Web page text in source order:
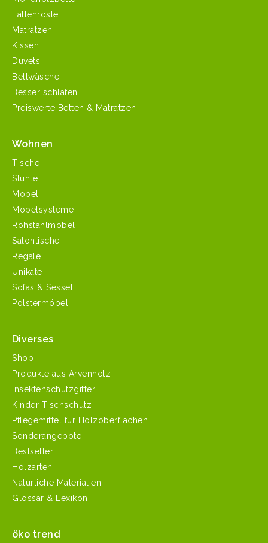
Lattenroste
Matratzen
Kissen
Duvets
Bettwäsche
Besser schlafen
Preiswerte Betten & Matratzen
Wohnen
Tische
Stühle
Möbel
Möbelsysteme
Rohstahlmöbel
Salontische
Regale
Unikate
Sofas & Sessel
Polstermöbel
Diverses
Shop
Produkte aus Arvenholz
Insektenschutzgitter
Kinder-Tischschutz
Pflegemittel für Holzoberflächen
Sonderangebote
Bestseller
Holzarten
Natürliche Materialien
Glossar & Lexikon
öko trend